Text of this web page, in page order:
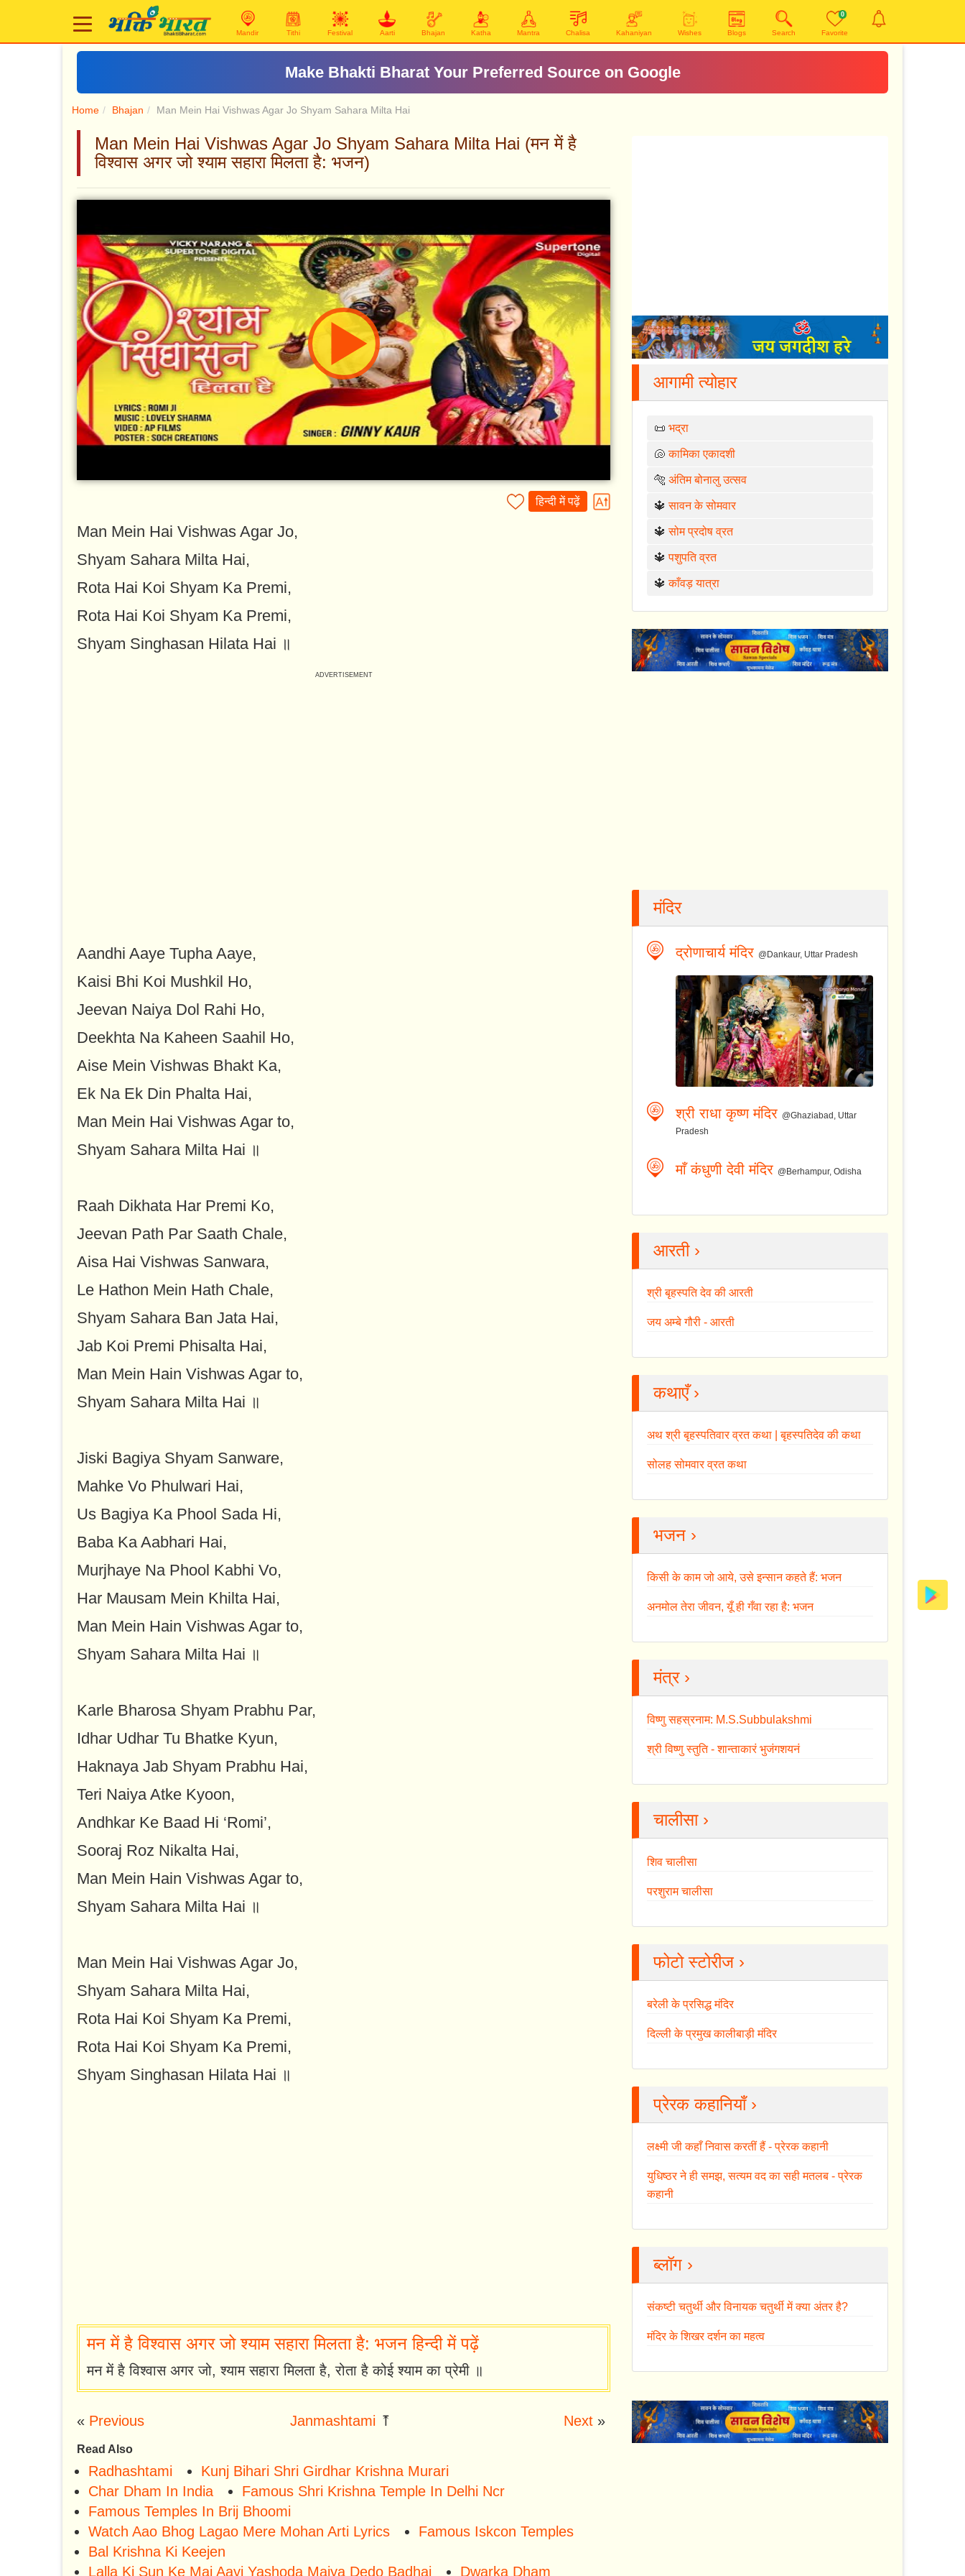
Mandir Tithi Festival Aarti Bhajan Katha Mantra Chalisa Kahaniyan Wishes Blogs Search
0
Favorite
Make Bhakti Bharat Your Preferred Source on Google
Home Bhajan Man Mein Hai Vishwas Agar Jo Shyam Sahara Milta Hai
Man Mein Hai Vishwas Agar Jo Shyam Sahara Milta Hai (मन में है
विश्वास अगर जो श्याम सहारा मिलता है: भजन)
हिन्दी में पढ़ें
Man Mein Hai Vishwas Agar Jo,
Shyam Sahara Milta Hai,
Rota Hai Koi Shyam Ka Premi,
Rota Hai Koi Shyam Ka Premi,
Shyam Singhasan Hilata Hai ॥
Aandhi Aaye Tupha Aaye,
Kaisi Bhi Koi Mushkil Ho,
Jeevan Naiya Dol Rahi Ho,
Deekhta Na Kaheen Saahil Ho,
Aise Mein Vishwas Bhakt Ka,
Ek Na Ek Din Phalta Hai,
Man Mein Hai Vishwas Agar to,
Shyam Sahara Milta Hai ॥
Raah Dikhata Har Premi Ko,
Jeevan Path Par Saath Chale,
Aisa Hai Vishwas Sanwara,
Le Hathon Mein Hath Chale,
Shyam Sahara Ban Jata Hai,
Jab Koi Premi Phisalta Hai,
Man Mein Hain Vishwas Agar to,
Shyam Sahara Milta Hai ॥
Jiski Bagiya Shyam Sanware,
Mahke Vo Phulwari Hai,
Us Bagiya Ka Phool Sada Hi,
Baba Ka Aabhari Hai,
Murjhaye Na Phool Kabhi Vo,
Har Mausam Mein Khilta Hai,
Man Mein Hain Vishwas Agar to,
Shyam Sahara Milta Hai ॥
Karle Bharosa Shyam Prabhu Par,
Idhar Udhar Tu Bhatke Kyun,
Haknaya Jab Shyam Prabhu Hai,
Teri Naiya Atke Kyoon,
Andhkar Ke Baad Hi ‘Romi’,
Sooraj Roz Nikalta Hai,
Man Mein Hain Vishwas Agar to,
Shyam Sahara Milta Hai ॥
Man Mein Hai Vishwas Agar Jo,
Shyam Sahara Milta Hai,
Rota Hai Koi Shyam Ka Premi,
Rota Hai Koi Shyam Ka Premi,
Shyam Singhasan Hilata Hai ॥
मन में है विश्वास अगर जो श्याम सहारा मिलता है: भजन हिन्दी में पढ़ें
मन में है विश्वास अगर जो, श्याम सहारा मिलता है, रोता है कोई श्याम का प्रेमी ॥
« Previous Janmashtami ⤒ Next»
Read Also
Radhashtami
Kunj Bihari Shri Girdhar Krishna Murari
Char Dham In India
Famous Shri Krishna Temple In Delhi Ncr
Famous Temples In Brij Bhoomi
Watch Aao Bhog Lagao Mere Mohan Arti Lyrics
Famous Iskcon Temples
Bal Krishna Ki Keejen
Lalla Ki Sun Ke Mai Aayi Yashoda Maiya Dedo Badhai
Dwarka Dham
आगामी त्योहार
📜भद्रा
🐚कामिका एकादशी
🐅अंतिम बोनालु उत्सव
🔱सावन के सोमवार
🔱सोम प्रदोष व्रत
🔱पशुपति व्रत
🔱काँवड़ यात्रा
मंदिर
द्रोणाचार्य मंदिर @Dankaur, Uttar Pradesh
श्री राधा कृष्ण मंदिर @Ghaziabad, Uttar
Pradesh
माँ कंधुणी देवी मंदिर @Berhampur, Odisha
आरती ›
श्री बृहस्पति देव की आरती
जय अम्बे गौरी - आरती
कथाएँ ›
अथ श्री बृहस्पतिवार व्रत कथा | बृहस्पतिदेव की कथा
सोलह सोमवार व्रत कथा
भजन ›
किसी के काम जो आये, उसे इन्सान कहते हैं: भजन
अनमोल तेरा जीवन, यूँ ही गँवा रहा है: भजन
मंत्र ›
विष्णु सहस्रनाम: M.S.Subbulakshmi
श्री विष्णु स्तुति - शान्ताकारं भुजंगशयनं
चालीसा ›
शिव चालीसा
परशुराम चालीसा
फोटो स्टोरीज ›
बरेली के प्रसिद्ध मंदिर
दिल्ली के प्रमुख कालीबाड़ी मंदिर
प्रेरक कहानियाँ ›
लक्ष्मी जी कहाँ निवास करतीं हैं - प्रेरक कहानी
युधिष्ठर ने ही समझ, सत्यम वद का सही मतलब - प्रेरक
कहानी
ब्लॉग ›
संकष्टी चतुर्थी और विनायक चतुर्थी में क्या अंतर है?
मंदिर के शिखर दर्शन का महत्व